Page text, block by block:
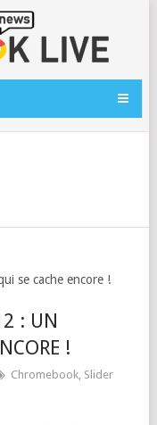
se cache encore !
: UN
!
Chromebook, Slider